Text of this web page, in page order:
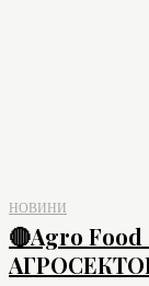
НОВИНИ
🔴Agro